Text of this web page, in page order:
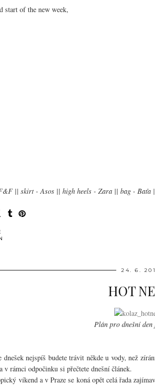
start of the new week,
|| skirt - Asos || high heels - Zara || bag - Baťa
24. 6.
HOT
Plán pro dnešní
dnešek nejspíš budete trávit někde u vody, než
v rámci odpočinku si přečtete dnešní článek.
víkend a v Praze se koná opět celá řada